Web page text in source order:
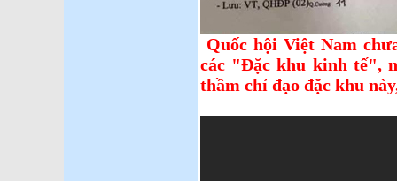
Quốc hội Việt Nam
các "Đặc khu kinh tế",
thầm chỉ đạo đặc khu